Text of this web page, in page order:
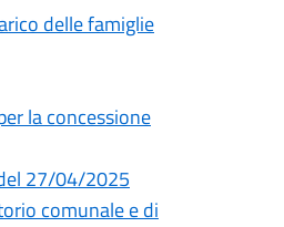
delle famiglie
la concessione
27/04/2025
comunale e di